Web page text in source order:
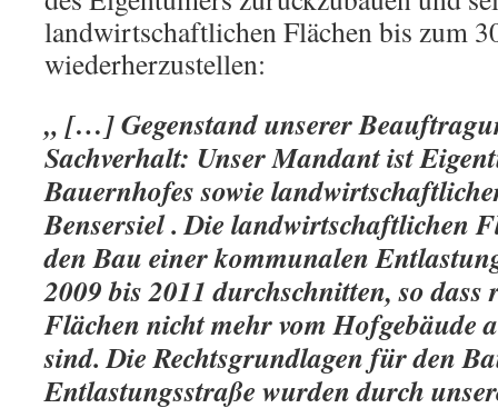
landwirtschaftlichen Flächen bis zum
wiederherzustellen:
„ […] Gegenstand unserer
Sachverhalt: Unser Mandant ist
Bauernhofes sowie
Bensersiel . Die landwirtschaftlichen
den Bau einer kommunalen
2009 bis 2011 durchschnitten, so
Flächen nicht mehr vom Hofgebäude
sind. Die Rechtsgrundlagen für den
Entlastungsstraße wurden durch